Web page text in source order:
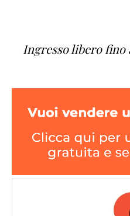
Ingresso libero